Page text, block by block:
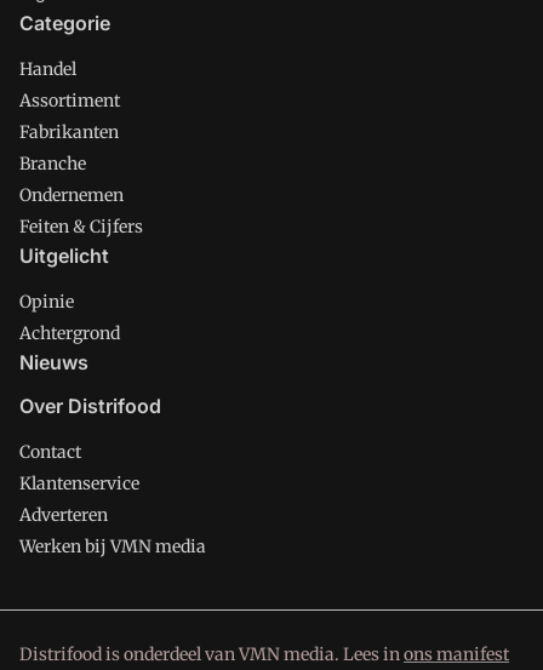
Categorie
Handel
Assortiment
Fabrikanten
Branche
Ondernemen
Feiten & Cijfers
Uitgelicht
Opinie
Achtergrond
Nieuws
Over Distrifood
Contact
Klantenservice
Adverteren
Werken bij VMN media
Distrifood is onderdeel van VMN media. Lees inons manifest